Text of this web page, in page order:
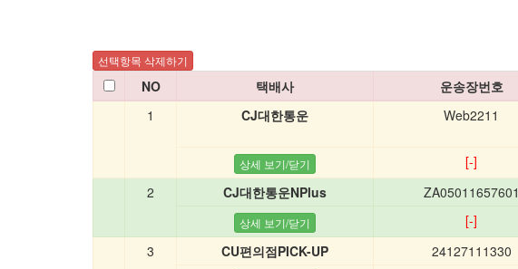
NO 택배사 운송장번호
1
CJ대한통운 Web2211
[-]
2
CJ대한통운NPlus ZA05011657601
[-]
3
CU편의점PICK-UP 24127111330